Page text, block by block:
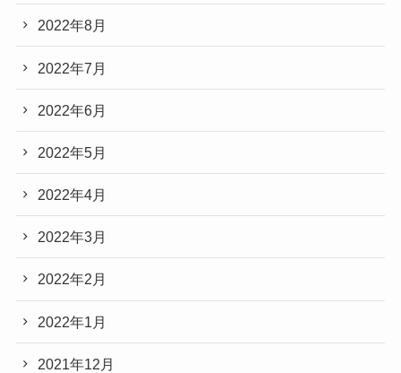
2022年8月
2022年7月
2022年6月
2022年5月
2022年4月
2022年3月
2022年2月
2022年1月
2021年12月